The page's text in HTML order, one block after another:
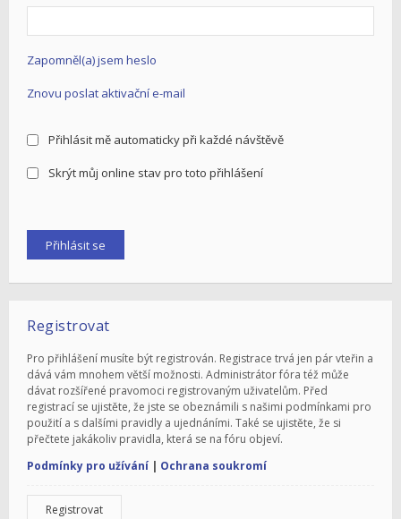
Zapomněl(a) jsem heslo
Znovu poslat aktivační e-mail
Přihlásit mě automaticky při každé návštěvě
Skrýt můj online stav pro toto přihlášení
Registrovat
Pro přihlášení musíte být registrován. Registrace trvá jen pár vteřin a
dává vám mnohem větší možnosti. Administrátor fóra též může
dávat rozšířené pravomoci registrovaným uživatelům. Před
registrací se ujistěte, že jste se obeznámili s našimi podmínkami pro
použití a s dalšími pravidly a ujednáními. Také se ujistěte, že si
přečtete jakákoliv pravidla, která se na fóru objeví.
Podmínky pro užívání | Ochrana soukromí
Registrovat